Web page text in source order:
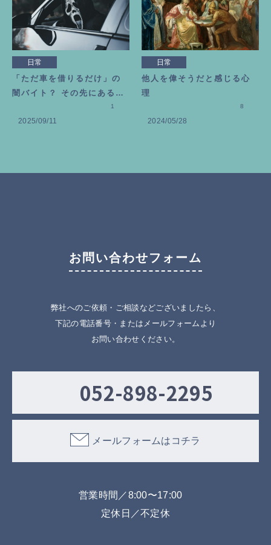
日常
「ただ車を借りるだけ」の
闇バイト？ その先にある恐
2025/09/11
1
日常
他人を偉そうだと感じる心
理
2024/05/28
8
お問い合わせフォーム
弊社へのご依頼・ご相談などございましたら、
下記の電話番号・またはメールフォームより
お問い合わせください。
052-898-2295
メールフォームはコチラ
営業時間／8:00〜17:00
定休日／不定休